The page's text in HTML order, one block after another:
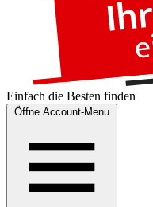
Einfach die Besten finden
Öffne Account-Menu